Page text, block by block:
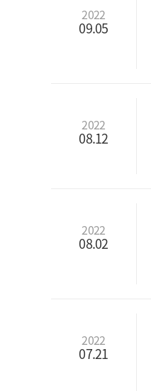
2022
09.05
2022
08.12
2022
08.02
2022
07.21